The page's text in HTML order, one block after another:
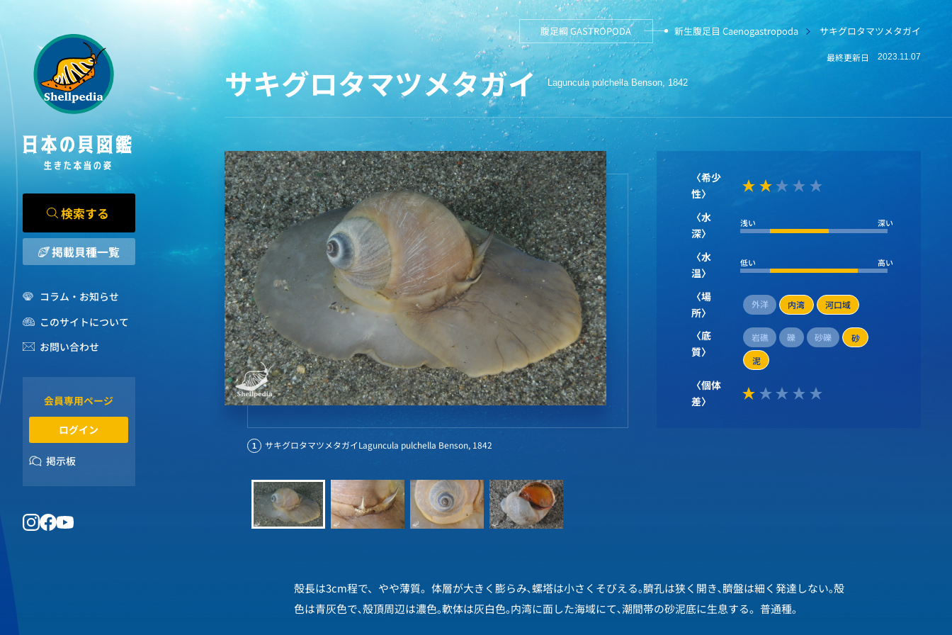
検索する
掲載貝種一覧
コラム・お知らせ
このサイトについて
お問い合わせ
会員専用ページ
ログイン
掲示板
腹足綱 GASTROPODA 新生腹足目 Caenogastropoda サキグロタマツメタガイ
最終更新日 2023.11.07
サキグロタマツメタガイ Laguncula pulchella Benson, 1842
〈希少
性〉
〈水
深〉
浅い 深い
〈水
温〉
低い 高い
〈場
所〉
外洋 内湾 河口域
〈底
質〉
岩礁 礫 砂礫
砂
泥
〈個体
差〉
1 サキグロタマツメタガイLaguncula pulchella Benson, 1842
殻長は3cm程で、やや薄質。体層が大きく膨らみ､螺塔は小さくそびえる｡臍孔は狭く開き､臍盤は細く発達しない｡殻
色は青灰色で､殻頂周辺は濃色｡軟体は灰白色｡内湾に面した海域にて､潮間帯の砂泥底に生息する。普通種｡